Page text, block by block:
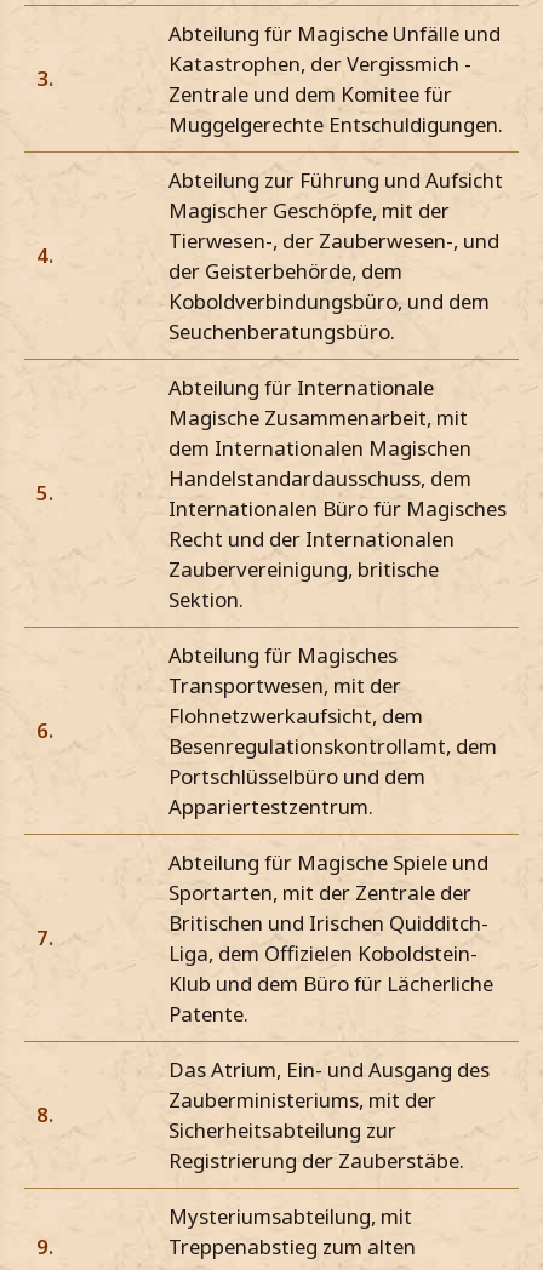
3.
Abteilung für Magische Unfälle und
Katastrophen, der Vergissmich -
Zentrale und dem Komitee für
Muggelgerechte Entschuldigungen.
4.
Abteilung zur Führung und Aufsicht
Magischer Geschöpfe, mit der
Tierwesen-, der Zauberwesen-, und
der Geisterbehörde, dem
Koboldverbindungsbüro, und dem
Seuchenberatungsbüro.
5.
Abteilung für Internationale
Magische Zusammenarbeit, mit
dem Internationalen Magischen
Handelstandardausschuss, dem
Internationalen Büro für Magisches
Recht und der Internationalen
Zaubervereinigung, britische
Sektion.
6.
Abteilung für Magisches
Transportwesen, mit der
Flohnetzwerkaufsicht, dem
Besenregulationskontrollamt, dem
Portschlüsselbüro und dem
Appariertestzentrum.
7.
Abteilung für Magische Spiele und
Sportarten, mit der Zentrale der
Britischen und Irischen Quidditch-
Liga, dem Offizielen Koboldstein-
Klub und dem Büro für Lächerliche
Patente.
8.
Das Atrium, Ein- und Ausgang des
Zauberministeriums, mit der
Sicherheitsabteilung zur
Registrierung der Zauberstäbe.
9.
Mysteriumsabteilung, mit
Treppenabstieg zum alten